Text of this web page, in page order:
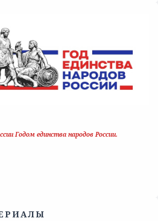
Годом единства народов России.